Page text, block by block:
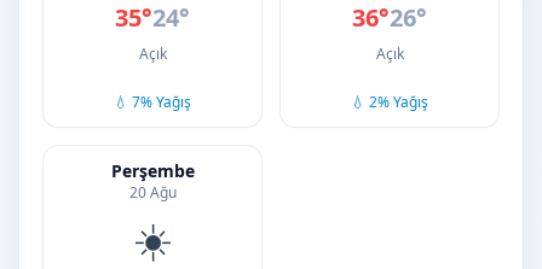
35°24°
Açık
💧 7% Yağış
36°26°
Açık
💧 2% Yağış
Perşembe
20 Ağu
☀️